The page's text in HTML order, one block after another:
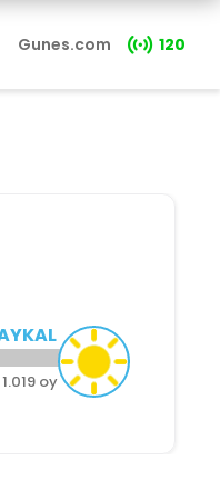
Gunes.com 120
1.019 oy